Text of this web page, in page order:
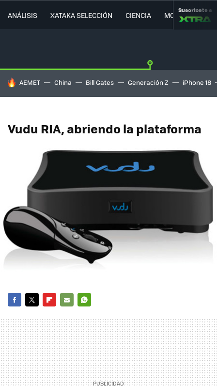
ANÁLISIS XATAKA SELECCIÓN CIENCIA MOVILIDAD
Suscríbete a
HOY SE HABLA DE
AEMET China Bill Gates Generación Z iPhone 18
Vudu RIA, abriendo la plataforma
MAIL